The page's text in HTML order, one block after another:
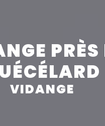
PRÈS
VIDANGE